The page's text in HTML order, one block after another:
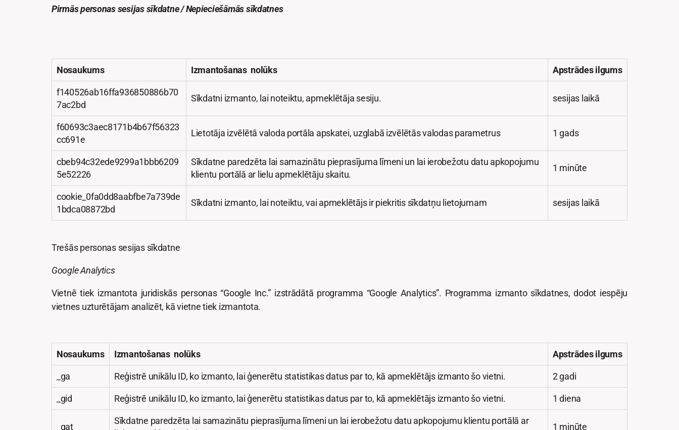
Pirmās personas sesijas sīkdatne / Nepieciešāmās sīkdatnes
Nosaukums Izmantošanas nolūks Apstrādes ilgums
f140526ab16ffa936850886b70
7ac2bd
Sīkdatni izmanto, lai noteiktu, apmeklētāja sesiju. sesijas laikā
f60693c3aec8171b4b67f56323
cc691e
Lietotāja izvēlētā valoda portāla apskatei, uzglabā izvēlētās valodas parametrus 1 gads
cbeb94c32ede9299a1bbb6209
5e52226
Sīkdatne paredzēta lai samazinātu pieprasījuma līmeni un lai ierobežotu datu apkopojumu
klientu portālā ar lielu apmeklētāju skaitu.
1 minūte
cookie_0fa0dd8aabfbe7a739de
1bdca08872bd
Sīkdatni izmanto, lai noteiktu, vai apmeklētājs ir piekritis sīkdatņu lietojumam sesijas laikā
Trešās personas sesijas sīkdatne
Google Analytics
Vietnē tiek izmantota juridiskās personas “Google Inc.” izstrādātā programma “Google Analytics”. Programma izmanto sīkdatnes, dodot iespēju
vietnes uzturētājam analizēt, kā vietne tiek izmantota.
Nosaukums Izmantošanas nolūks Apstrādes ilgums
_ga Reģistrē unikālu ID, ko izmanto, lai ģenerētu statistikas datus par to, kā apmeklētājs izmanto šo vietni. 2 gadi
_gid Reģistrē unikālu ID, ko izmanto, lai ģenerētu statistikas datus par to, kā apmeklētājs izmanto šo vietni. 1 diena
_gat
Sīkdatne paredzēta lai samazinātu pieprasījuma līmeni un lai ierobežotu datu apkopojumu klientu portālā ar
1 minūte